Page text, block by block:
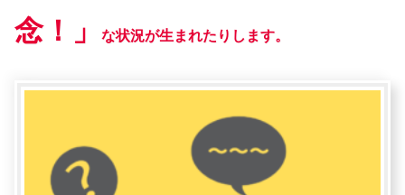
念！」
な状況が生まれたりします。